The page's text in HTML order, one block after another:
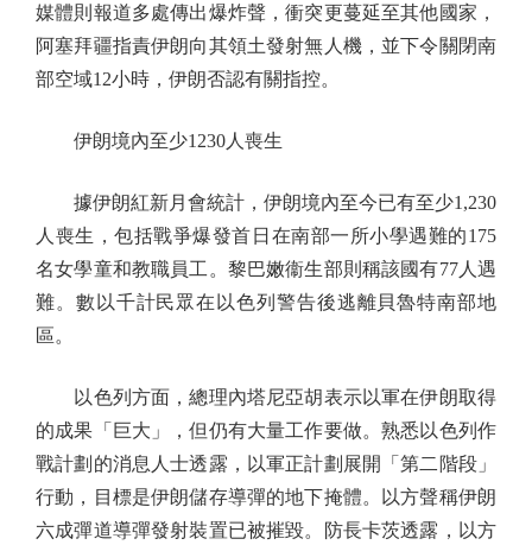
媒體則報道多處傳出爆炸聲，衝突更蔓延至其他國家，
阿塞拜疆指責伊朗向其領土發射無人機，並下令關閉南
部空域12小時，伊朗否認有關指控。
伊朗境內至少1230人喪生
據伊朗紅新月會統計，伊朗境內至今已有至少1,230
人喪生，包括戰爭爆發首日在南部一所小學遇難的175
名女學童和教職員工。黎巴嫩衞生部則稱該國有77人遇
難。數以千計民眾在以色列警告後逃離貝魯特南部地
區。
以色列方面，總理內塔尼亞胡表示以軍在伊朗取得
的成果「巨大」，但仍有大量工作要做。熟悉以色列作
戰計劃的消息人士透露，以軍正計劃展開「第二階段」
行動，目標是伊朗儲存導彈的地下掩體。以方聲稱伊朗
六成彈道導彈發射裝置已被摧毀。防長卡茨透露，以方